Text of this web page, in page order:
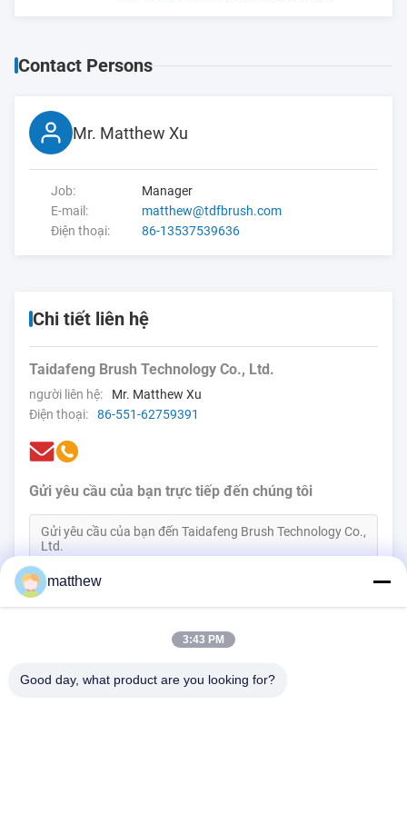
Contact Persons
Mr. Matthew Xu
Job:
Manager
E-mail:
matthew@tdfbrush.com
Điện thoại:
86-13537539636
Chi tiết liên hệ
Taidafeng Brush Technology Co., Ltd.
người liên hệ:
Mr. Matthew Xu
Điện thoại:
86-551-62759391
Gửi yêu cầu của bạn trực tiếp đến chúng tôi
Liên hệ ngay bây giờ
matthew
3:43 PM
Good day, what product are you looking for?